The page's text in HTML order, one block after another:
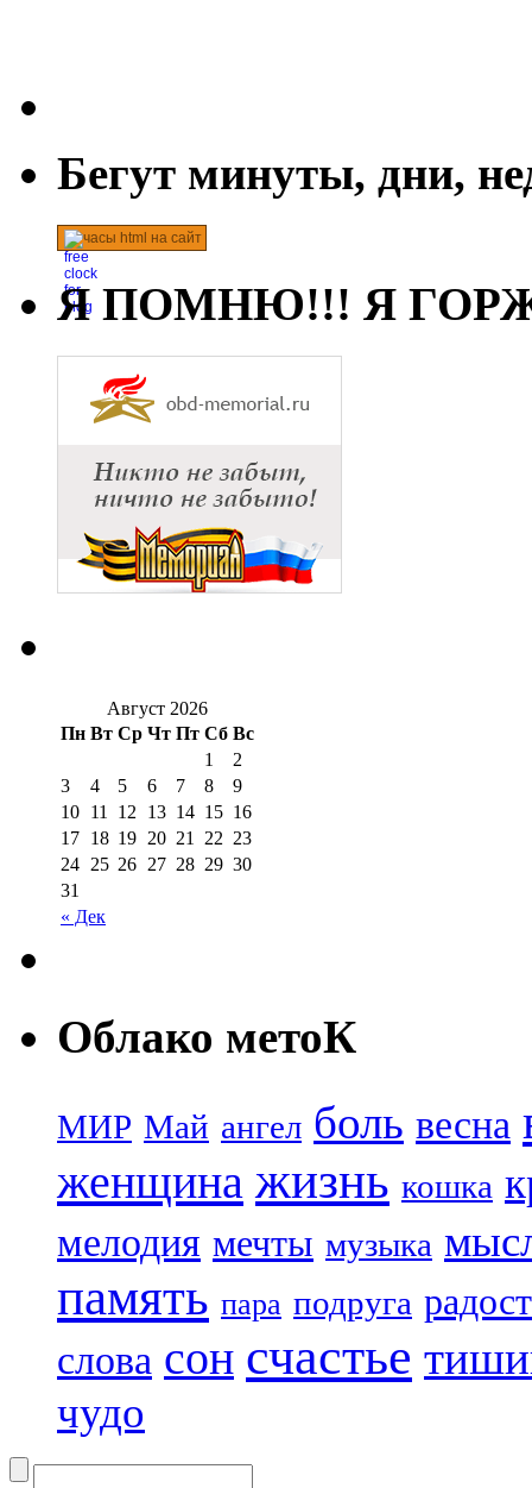
Бегут минуты, дни,
часы html на сайт
Я ПОМНЮ!!! Я
Август 2026
Пн Вт Ср Чт Пт Сб Вс
« Дек
1
2
3
4 5 6 7 8
9
10 11 12 13 14 15 16
17 18 19 20 21 22 23
24 25 26 27 28 29 30
31
Облако метоК
МИР Май ангел боль весна
женщина жизнь кошка
мелодия мечты музыка
память пара подруга
слова сон счастье
чудо